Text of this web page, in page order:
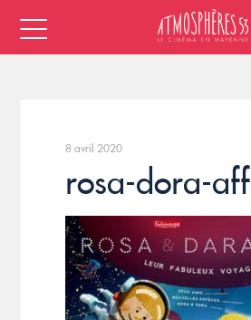
8 avril 2020
rosa-dora-aff